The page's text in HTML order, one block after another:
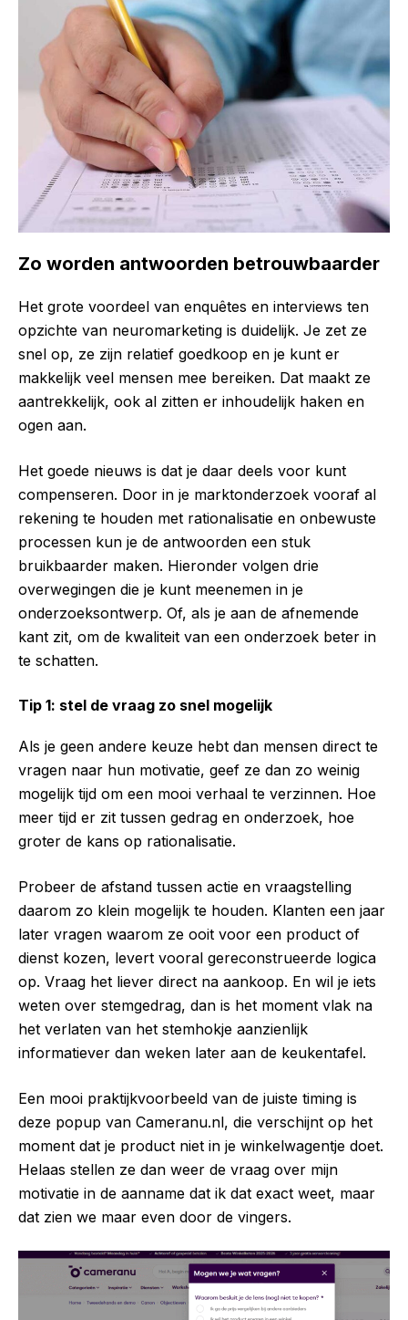
Zo worden antwoorden betrouwbaarder
Het grote voordeel van enquêtes en interviews ten
opzichte van neuromarketing is duidelijk. Je zet ze
snel op, ze zijn relatief goedkoop en je kunt er
makkelijk veel mensen mee bereiken. Dat maakt ze
aantrekkelijk, ook al zitten er inhoudelijk haken en
ogen aan.
Het goede nieuws is dat je daar deels voor kunt
compenseren. Door in je marktonderzoek vooraf al
rekening te houden met rationalisatie en onbewuste
processen kun je de antwoorden een stuk
bruikbaarder maken. Hieronder volgen drie
overwegingen die je kunt meenemen in je
onderzoeksontwerp. Of, als je aan de afnemende
kant zit, om de kwaliteit van een onderzoek beter in
te schatten.
Tip 1: stel de vraag zo snel mogelijk
Als je geen andere keuze hebt dan mensen direct te
vragen naar hun motivatie, geef ze dan zo weinig
mogelijk tijd om een mooi verhaal te verzinnen. Hoe
meer tijd er zit tussen gedrag en onderzoek, hoe
groter de kans op rationalisatie.
Probeer de afstand tussen actie en vraagstelling
daarom zo klein mogelijk te houden. Klanten een jaar
later vragen waarom ze ooit voor een product of
dienst kozen, levert vooral gereconstrueerde logica
op. Vraag het liever direct na aankoop. En wil je iets
weten over stemgedrag, dan is het moment vlak na
het verlaten van het stemhokje aanzienlijk
informatiever dan weken later aan de keukentafel.
Een mooi praktijkvoorbeeld van de juiste timing is
deze popup van Cameranu.nl, die verschijnt op het
moment dat je product niet in je winkelwagentje doet.
Helaas stellen ze dan weer de vraag over mijn
motivatie in de aanname dat ik dat exact weet, maar
dat zien we maar even door de vingers.